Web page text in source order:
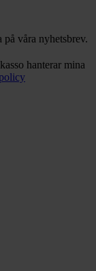
våra nyhetsbrev.
hanterar mina